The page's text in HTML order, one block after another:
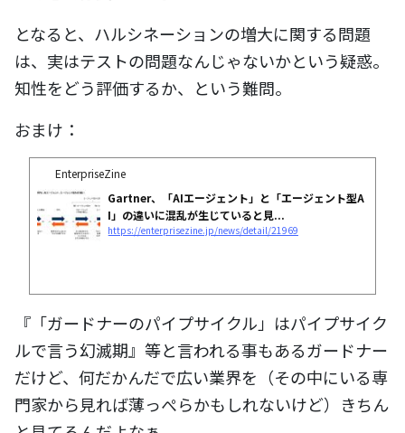
となると、ハルシネーションの増大に関する問題
は、実はテストの問題なんじゃないかという疑惑。
知性をどう評価するか、という難問。
おまけ：
EnterpriseZine
Gartner、「AIエージェント」と「エージェント型A
I」の違いに混乱が生じていると見...
https://enterprisezine.jp/news/detail/21969
『「ガードナーのパイプサイクル」はパイプサイク
ルで言う幻滅期』等と言われる事もあるガードナー
だけど、何だかんだで広い業界を（その中にいる専
門家から見れば薄っぺらかもしれないけど）きちん